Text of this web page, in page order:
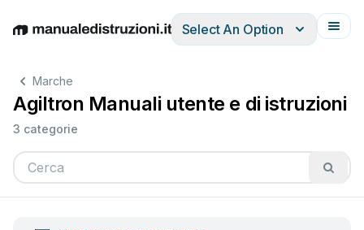
EnglishDeutschEspañolItalianoFrançais
Select An Option
Marche
Agiltron Manuali utente e di istruzioni
3 categorie